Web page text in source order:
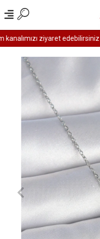
ziyaret edebilirsiniz